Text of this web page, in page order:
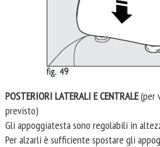
POSTERIORI LATERALI E CENTRALE(per
previsto)
Gli appoggiatesta sono regolabili in
Per alzarli è sufficiente spostare gli